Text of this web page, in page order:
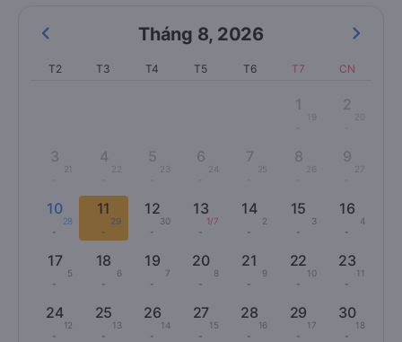
Tháng 8, 2026
T2 T3 T4 T5 T6 T7 CN
1
19
2
3
21
4 5 6
24
7
25
8
26
9
27
10
28
-
11
29
-
12
30
-
13
1/7
-
14
2
-
15
3
-
16
4
-
17
5
-
18
6
-
19
7
-
20
8
-
21
9
-
22
10
-
23
11
-
24
12
-
25
13
-
26
14
-
27
15
-
28
16
-
29
17
-
30
18
-